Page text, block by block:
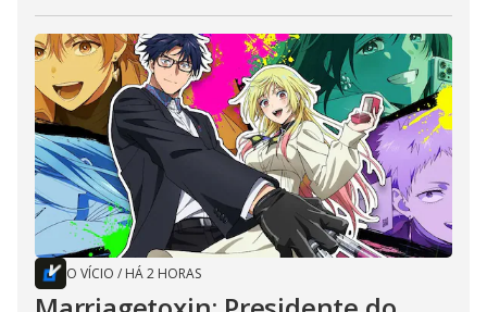
O VÍCIO / HÁ 2 HORAS